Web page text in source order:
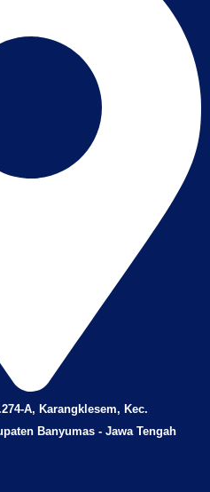
A, Karangklesem, Kec.
Banyumas - Jawa Tengah